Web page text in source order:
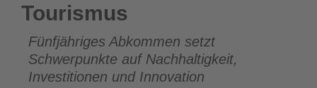
Tourismus
Fünfjähriges Abkommen setzt
Schwerpunkte auf Nachhaltigkeit,
Investitionen und Innovation